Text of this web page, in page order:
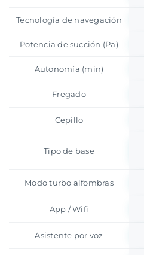
Tecnología de navegación
Potencia de succión (Pa)
Autonomía (min)
Fregado
Cepillo
Tipo de base
Modo turbo alfombras
App / Wifi
Asistente por voz